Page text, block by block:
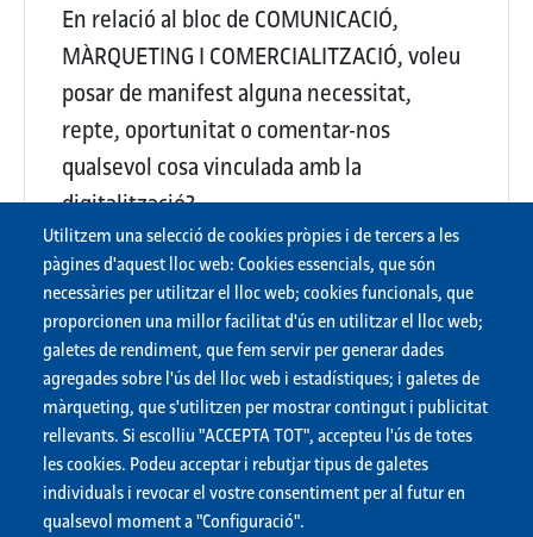
En relació al bloc de COMUNICACIÓ,
MÀRQUETING I COMERCIALITZACIÓ, voleu
posar de manifest alguna necessitat,
repte, oportunitat o comentar-nos
qualsevol cosa vinculada amb la
digitalització?
{Buit}
Descarregar les respostes en PDF
Utilitzem una selecció de cookies pròpies i de tercers a les
pàgines d'aquest lloc web: Cookies essencials, que són
necessàries per utilitzar el lloc web; cookies funcionals, que
proporcionen una millor facilitat d'ús en utilitzar el lloc web;
galetes de rendiment, que fem servir per generar dades
agregades sobre l'ús del lloc web i estadístiques; i galetes de
màrqueting, que s'utilitzen per mostrar contingut i publicitat
rellevants. Si escolliu "ACCEPTA TOT", accepteu l'ús de totes
les cookies. Podeu acceptar i rebutjar tipus de galetes
individuals i revocar el vostre consentiment per al futur en
qualsevol moment a "Configuració".